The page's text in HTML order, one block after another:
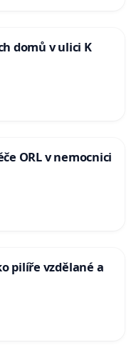
domů v ulici K
ORL v nemocnici
pilíře vzdělané a